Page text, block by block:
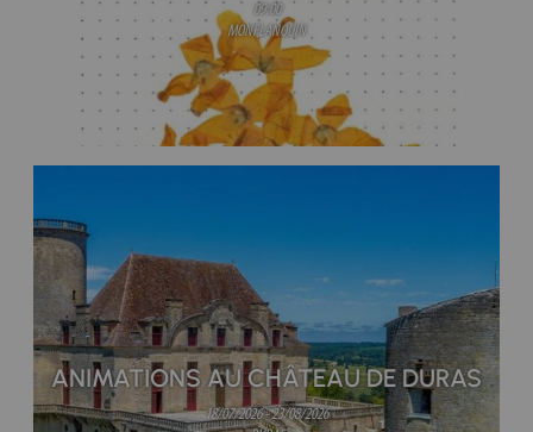
09:00
MONFLANQUIN
ANIMATIONS AU CHÂTEAU DE DURAS
18/07/2026 - 23/08/2026